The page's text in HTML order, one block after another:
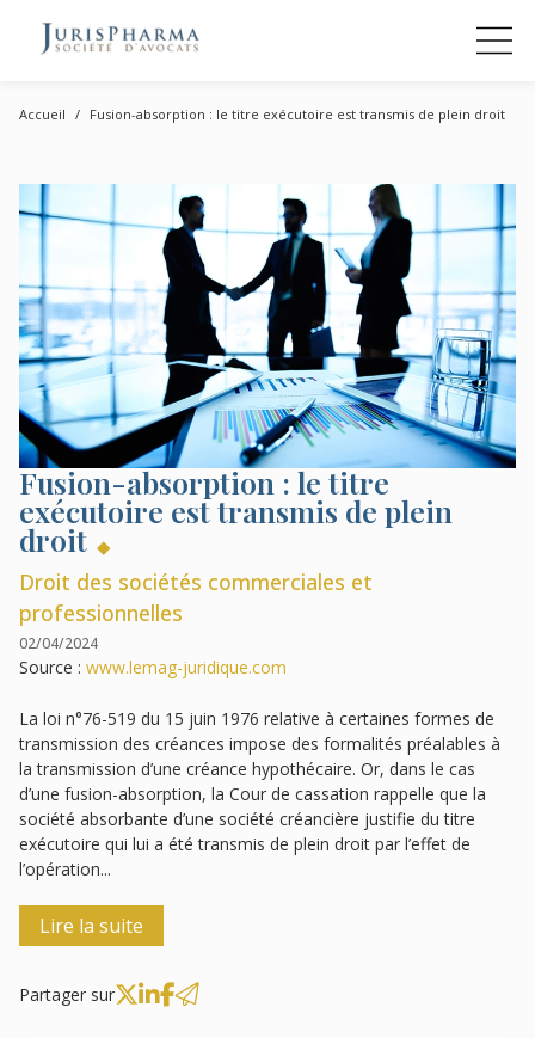
Accueil Fusion-absorption : le titre exécutoire est transmis de plein droit
Fusion-absorption : le titre
exécutoire est transmis de plein
droit
Droit des sociétés commerciales et
professionnelles
02/04/2024
Source : www.lemag-juridique.com
La loi n°76-519 du 15 juin 1976 relative à certaines formes de
transmission des créances impose des formalités préalables à
la transmission d’une créance hypothécaire. Or, dans le cas
d’une fusion-absorption, la Cour de cassation rappelle que la
société absorbante d’une société créancière justifie du titre
exécutoire qui lui a été transmis de plein droit par l’effet de
l’opération...
Lire la suite
Partager sur